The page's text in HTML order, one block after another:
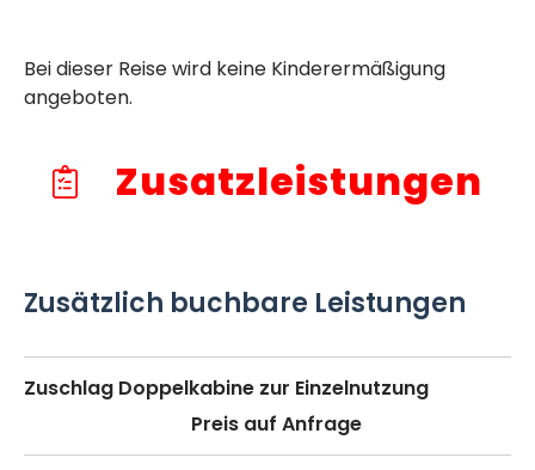
Bei dieser Reise wird keine Kinderermäßigung
angeboten.
Zusatzleistungen
Zusätzlich buchbare Leistungen
Zuschlag Doppelkabine zur Einzelnutzung
Preis auf Anfrage